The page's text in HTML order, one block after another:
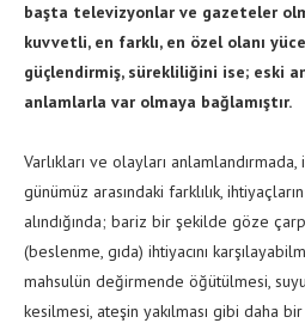
başta televizyonlar ve gazeteler
kuvvetli, en farklı, en özel olanı
güçlendirmiş, sürekliliğini ise; eski
anlamlarla var olmaya bağlamıştır.
Varlıkları ve olayları anlamlandırmada,
günümüz arasındaki farklılık,
alındığında; bariz bir şekilde göze
(beslenme, gıda) ihtiyacını
mahsulün değirmende öğütülmesi,
kesilmesi, ateşin yakılması gibi daha